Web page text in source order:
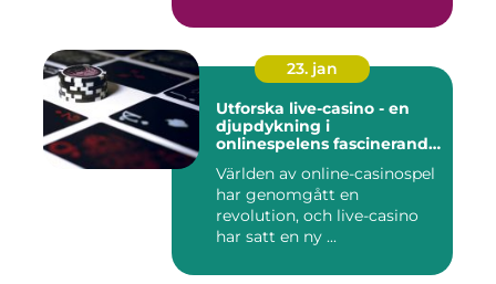
23. jan
Utforska live-casino - en
djupdykning i
onlinespelens fascinerande
Världen av online-casinospel
har genomgått en
revolution, och live-casino
har satt en ny ...